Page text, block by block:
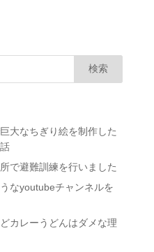
大なちぎり絵を制作した
で避難訓練を行いました
なyoutubeチャンネルを
カレーうどんはダメな理